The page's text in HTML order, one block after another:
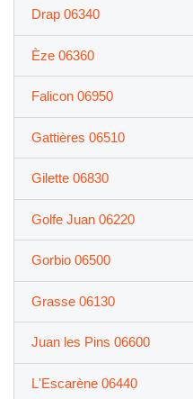
Drap 06340
Èze 06360
Falicon 06950
Gattières 06510
Gilette 06830
Golfe Juan 06220
Gorbio 06500
Grasse 06130
Juan les Pins 06600
L'Escarène 06440